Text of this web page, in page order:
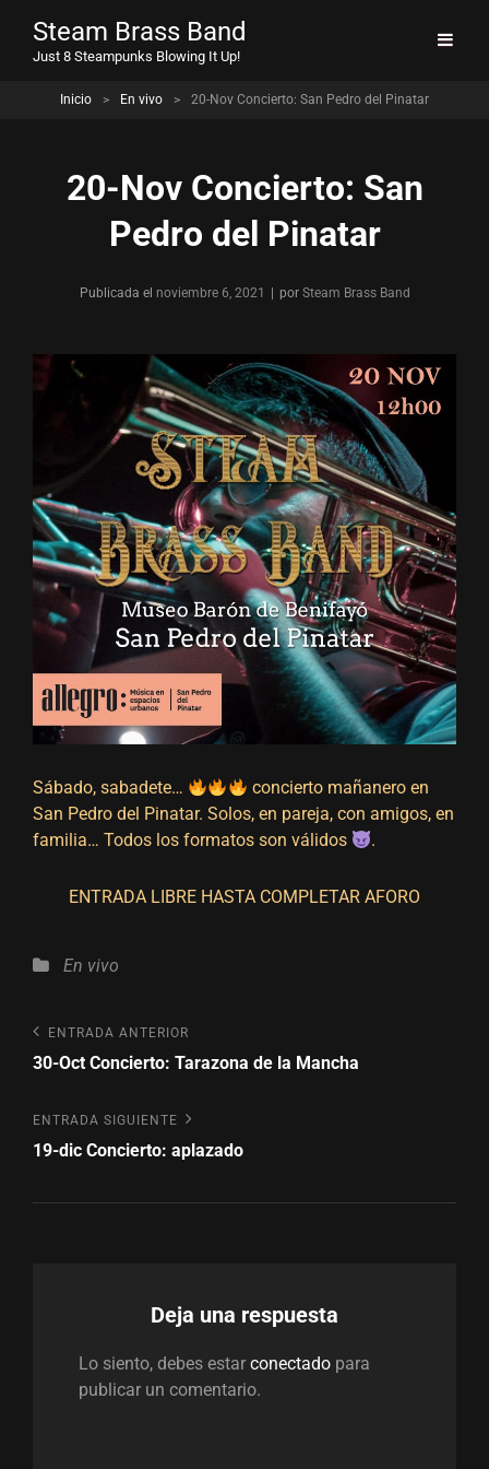
Steam Brass Band
Just 8 Steampunks Blowing It Up!
Inicio > En vivo > 20-Nov Concierto: San Pedro del Pinatar
20-Nov Concierto: San
Pedro del Pinatar
Publicada el noviembre 6, 2021 por Byline
Steam Brass Band
Sábado, sabadete…
concierto mañanero en
San Pedro del Pinatar. Solos, en pareja, con amigos, en
familia… Todos los formatos son válidos
.
ENTRADA LIBRE HASTA COMPLETAR AFORO
Categorías
En vivo
Navegación
de
Entrada
anterior
ENTRADA ANTERIOR
30-Oct Concierto: Tarazona de la Mancha
Entrada
siguiente
ENTRADA SIGUIENTE
19-dic Concierto: aplazado
Deja una respuesta
Lo siento, debes estar conectado para
publicar un comentario.